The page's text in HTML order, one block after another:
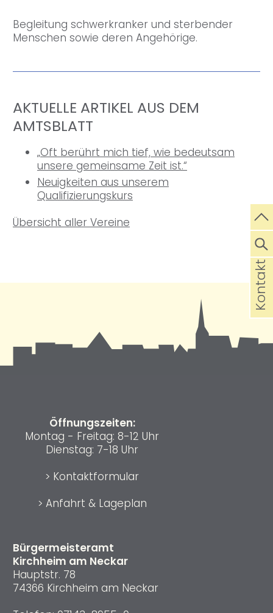
Begleitung schwerkranker und sterbender
Menschen sowie deren Angehörige.
AKTUELLE ARTIKEL AUS DEM
AMTSBLATT
„Oft berührt mich tief, wie bedeutsam
unsere gemeinsame Zeit ist.“
Neuigkeiten aus unserem
Qualifizierungskurs
Übersicht aller Vereine
Bürgermeisteramt
Kirchheim am Neckar
Hauptstr. 78
74366 Kirchheim am Neckar
Öffnungszeiten:
Montag - Freitag: 8-12 Uhr
Dienstag: 7-18 Uhr
> Kontaktformular
> Anfahrt & Lageplan
Kontakt